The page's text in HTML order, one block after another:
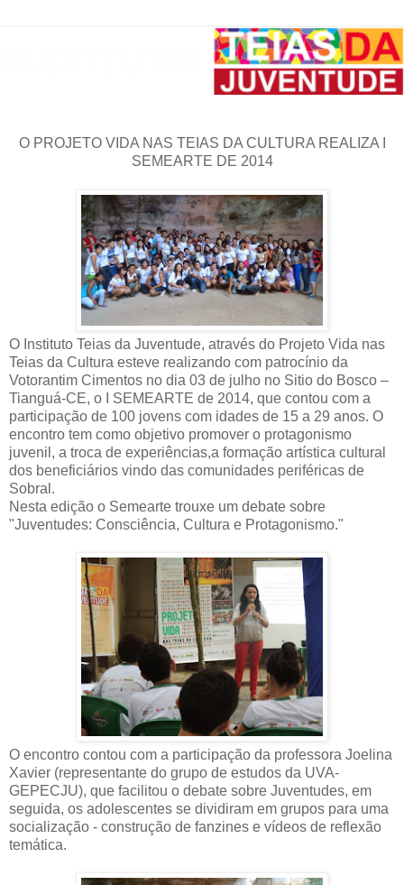
O PROJETO VIDA NAS TEIAS DA CULTURA REALIZA I
SEMEARTE DE 2014
O Instituto Teias da Juventude, através do Projeto Vida nas
Teias da Cultura esteve realizando com patrocínio da
Votorantim Cimentos no dia 03 de julho no Sitio do Bosco –
Tianguá-CE, o I SEMEARTE de 2014, que contou com a
participação de 100 jovens com idades de 15 a 29 anos. O
encontro tem como objetivo promover o protagonismo
juvenil, a troca de experiências,a formação artística cultural
dos beneficiários vindo das comunidades periféricas de
Sobral.
Nesta edição o Semearte trouxe um debate sobre
"Juventudes: Consciência, Cultura e Protagonismo."
O encontro contou com a participação da professora Joelina
Xavier (representante do grupo de estudos da UVA-
GEPECJU), que facilitou o debate sobre Juventudes, em
seguida, os adolescentes se dividiram em grupos para uma
socialização - construção de fanzines e vídeos de reflexão
temática.